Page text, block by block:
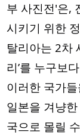
부 사진전'은,
시키기 위한
탈리아는 2차
리’를 누구보
이러한 국가
일본을 겨냥
국으로 몰릴